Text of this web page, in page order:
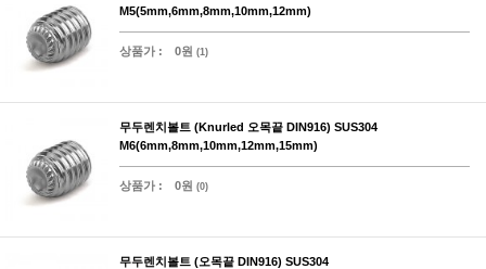
M5(5mm,6mm,8mm,10mm,12mm)
상품가 : 0원 (1)
무두렌치볼트 (Knurled 오목끝 DIN916) SUS304
M6(6mm,8mm,10mm,12mm,15mm)
상품가 : 0원 (0)
무두렌치볼트 (오목끝 DIN916) SUS304